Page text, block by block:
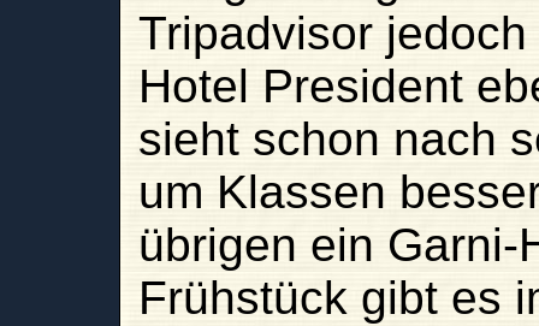
Tripadvisor
Hotel President
sieht schon nach
um Klassen
übrigen ein
Frühstück gibt es